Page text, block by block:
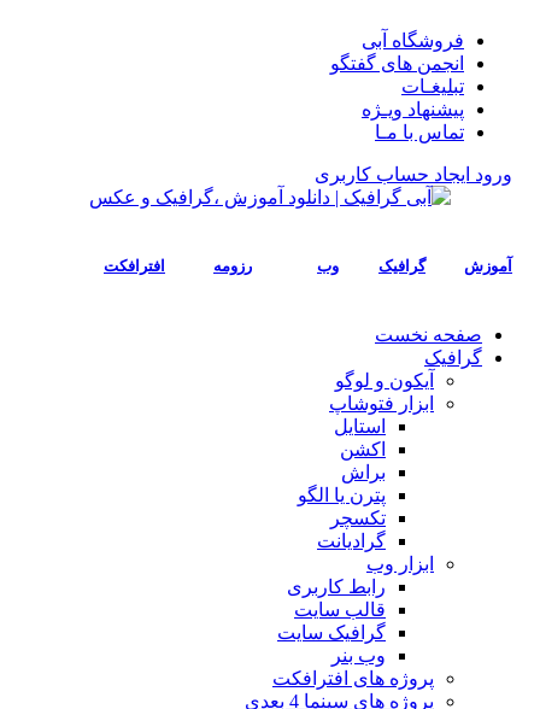
فروشگاه آبی
انجمن های گفتگو
تبلیغـات
پیشنهاد ویـژه
تماس با مـا
ورود ایجاد حساب کاربری
آموزش گرافیک وب رزومه افترافکت
صفحه نخست
گرافیک
آیکون و لوگو
ابزار فتوشاپ
استایل
اکشن
براش
پترن یا الگو
تکسچر
گرادیانت
ابزار وب
رابط کاربری
قالب سایت
گرافیک سایت
وب بنر
پروژه های افترافکت
پروژه های سینما 4 بعدی